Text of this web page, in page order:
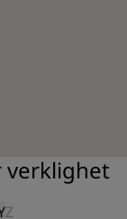
verklighet
Z